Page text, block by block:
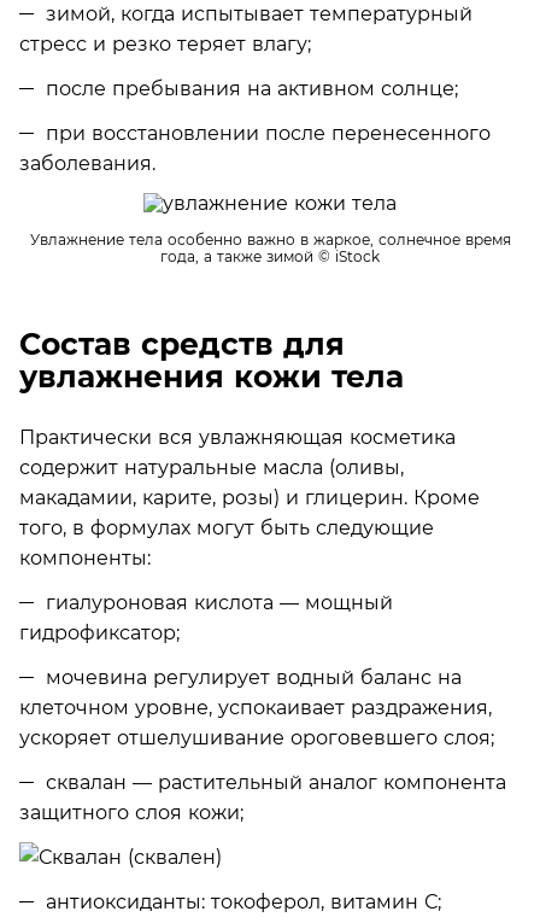
зимой, когда испытывает температурный
стресс и резко теряет влагу;
после пребывания на активном солнце;
при восстановлении после перенесенного
заболевания.
Увлажнение тела особенно важно в жаркое, солнечное время
года, а также зимой © iStock
Состав средств для
увлажнения кожи тела
Практически вся увлажняющая косметика
содержит натуральные масла (оливы,
макадамии, карите, розы) и глицерин. Кроме
того, в формулах могут быть следующие
компоненты:
гиалуроновая кислота — мощный
гидрофиксатор;
мочевина регулирует водный баланс на
клеточном уровне, успокаивает раздражения,
ускоряет отшелушивание ороговевшего слоя;
сквалан — растительный аналог компонента
защитного слоя кожи;
антиоксиданты: токоферол, витамин С;